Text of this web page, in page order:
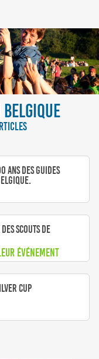
ans des Guides
Scouts de
événement
Cup